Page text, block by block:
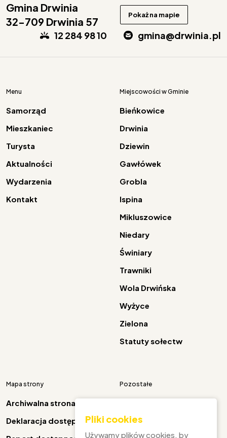
Gmina Drwinia
32-709 Drwinia 57
Pokaż na mapie
12 284 98 10 gmina@drwinia.pl
Menu
Samorząd
Mieszkaniec
Turysta
Aktualności
Wydarzenia
Kontakt
Miejscowości w Gminie
Bieńkowice
Drwinia
Dziewin
Gawłówek
Grobla
Ispina
Mikluszowice
Niedary
Świniary
Trawniki
Wola Drwińska
Wyżyce
Zielona
Statuty sołectw
Mapa strony
Archiwalna strona
Deklaracja dostępności
Pozostałe
Facebook
Pliki cookies
Używamy plików cookies, by